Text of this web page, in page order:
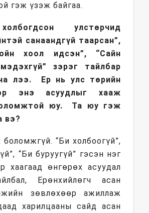
гэж үзэж байгаа.
улстөрчид
санаандгүй таарсан”,
хоол идсэн”, “Сайн
зэрэг тайлбар
лээ. Ер нь улс төрийн
энэ асуудлыг хааж
юу. Та юу гэж
вэ?
“Би холбоогүй”,
“Би буруугүй” гэсэн нэг
хаагаад өнгөрөх асуудал
Ерөнхийлөгч асан
зөвлөхөөр ажиллаж
харилцааны сайд асан